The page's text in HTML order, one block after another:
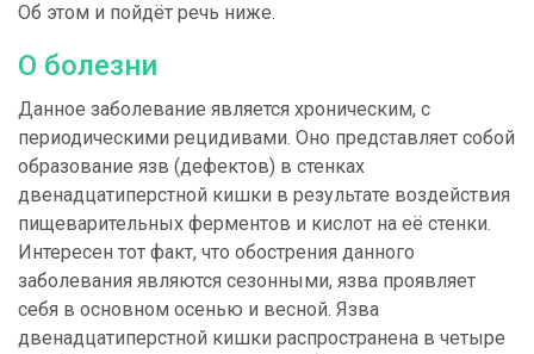
Об этом и пойдёт речь ниже.
О болезни
Данное заболевание является хроническим, с
периодическими рецидивами. Оно представляет собой
образование язв (дефектов) в стенках
двенадцатиперстной кишки в результате воздействия
пищеварительных ферментов и кислот на её стенки.
Интересен тот факт, что обострения данного
заболевания являются сезонными, язва проявляет
себя в основном осенью и весной. Язва
двенадцатиперстной кишки распространена в четыре